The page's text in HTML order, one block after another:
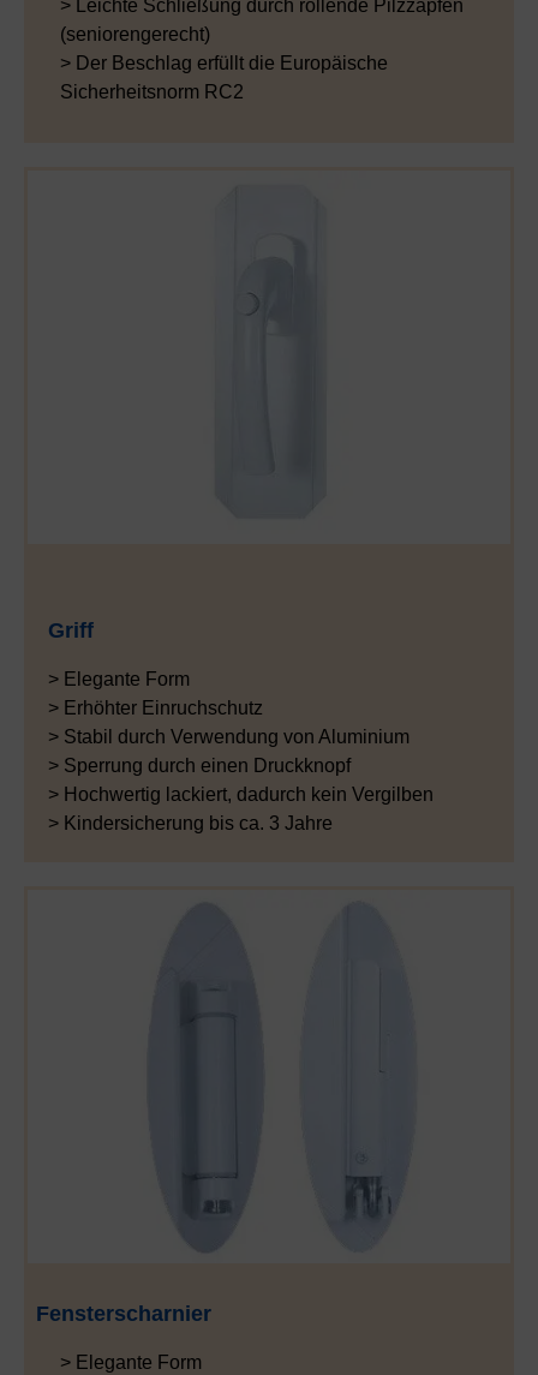
> Leichte Schließung durch rollende Pilzzapfen
(seniorengerecht)
> Der Beschlag erfüllt die Europäische
Sicherheitsnorm RC2
Griff
> Elegante Form
> Erhöhter Einruchschutz
> Stabil durch Verwendung von Aluminium
> Sperrung durch einen Druckknopf
> Hochwertig lackiert, dadurch kein Vergilben
> Kindersicherung bis ca. 3 Jahre
Fensterscharnier
> Elegante Form